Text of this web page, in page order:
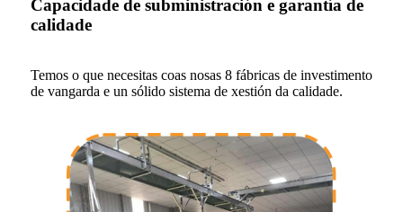
Capacidade de subministración e garantía de
calidade
Temos o que necesitas coas nosas 8 fábricas de investimento
de vangarda e un sólido sistema de xestión da calidade.